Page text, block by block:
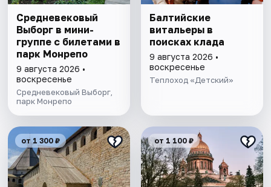
Cредневековый
Выборг в мини-
группе c билетами в
парк Монрепо
9 августа 2026 •
воскресенье
Средневековый Выборг,
парк Монрепо
Балтийские
витальеры в
поисках клада
9 августа 2026 •
воскресенье
Теплоход «Детский»
от 1 300 ₽ от 1 100 ₽